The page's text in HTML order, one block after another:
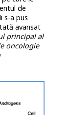
de
s-a pus
avansat
principal al
oncologie